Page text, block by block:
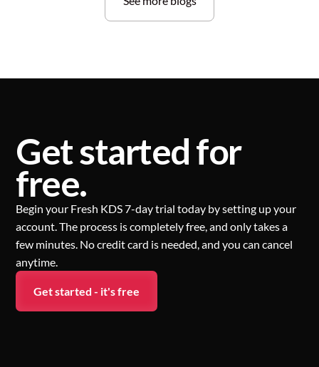
Get started for
free.
Begin your Fresh KDS 7-day trial today by setting up your
account. The process is completely free, and only takes a
few minutes. No credit card is needed, and you can cancel
anytime.
Get started - it's free